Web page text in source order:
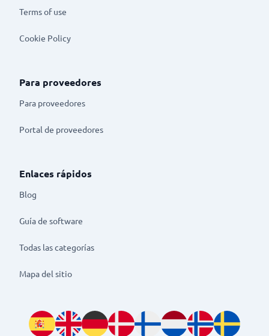
Terms of use
Cookie Policy
Para proveedores
Para proveedores
Portal de proveedores
Enlaces rápidos
Blog
Guía de software
Todas las categorías
Mapa del sitio